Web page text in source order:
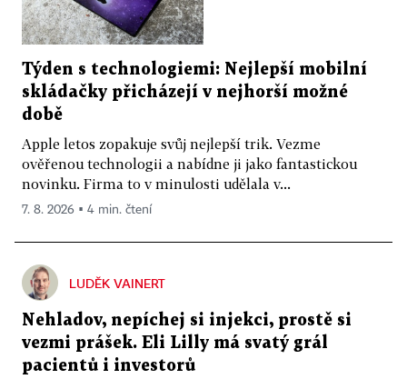
Týden s technologiemi: Nejlepší mobilní
skládačky přicházejí v nejhorší možné
době
Apple letos zopakuje svůj nejlepší trik. Vezme
ověřenou technologii a nabídne ji jako fantastickou
novinku. Firma to v minulosti udělala v...
7. 8. 2026 ▪ 4 min. čtení
LUDĚK VAINERT
Nehladov, nepíchej si injekci, prostě si
vezmi prášek. Eli Lilly má svatý grál
pacientů i investorů